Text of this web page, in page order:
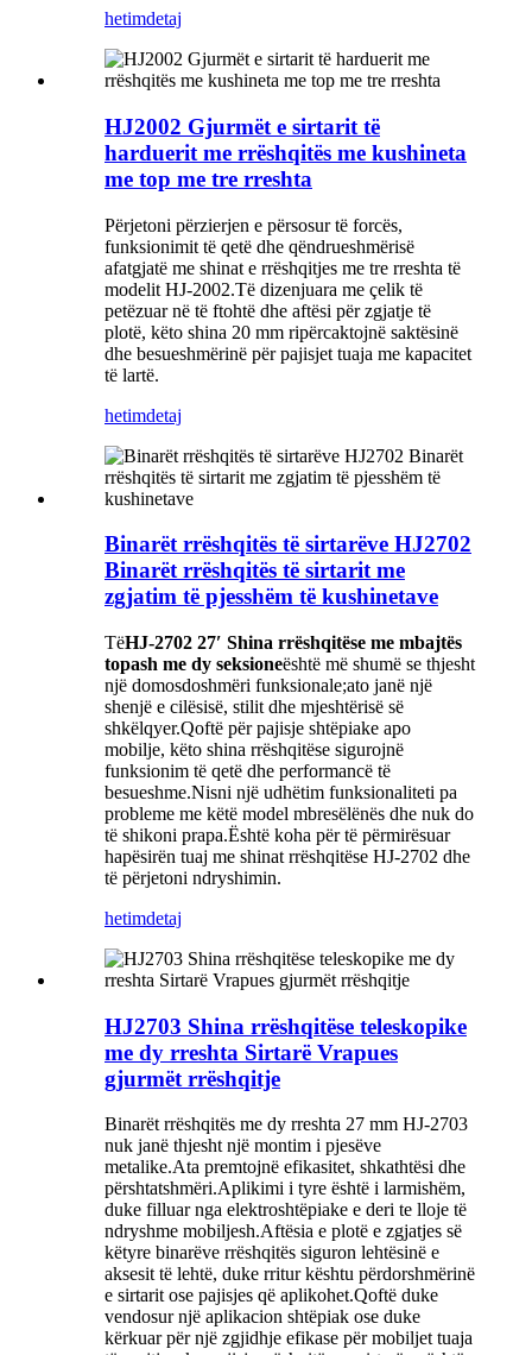
hetimdetaj
HJ2002 Gjurmët e sirtarit të
harduerit me rrëshqitës me kushineta
me top me tre rreshta
Përjetoni përzierjen e përsosur të forcës,
funksionimit të qetë dhe qëndrueshmërisë
afatgjatë me shinat e rrëshqitjes me tre rreshta të
modelit HJ-2002.Të dizenjuara me çelik të
petëzuar në të ftohtë dhe aftësi për zgjatje të
plotë, këto shina 20 mm ripërcaktojnë saktësinë
dhe besueshmërinë për pajisjet tuaja me kapacitet
të lartë.
hetimdetaj
Binarët rrëshqitës të sirtarëve HJ2702
Binarët rrëshqitës të sirtarit me
zgjatim të pjesshëm të kushinetave
TëHJ-2702 27′ Shina rrëshqitëse me mbajtës
topash me dy seksioneështë më shumë se thjesht
një domosdoshmëri funksionale;ato janë një
shenjë e cilësisë, stilit dhe mjeshtërisë së
shkëlqyer.Qoftë për pajisje shtëpiake apo
mobilje, këto shina rrëshqitëse sigurojnë
funksionim të qetë dhe performancë të
besueshme.Nisni një udhëtim funksionaliteti pa
probleme me këtë model mbresëlënës dhe nuk do
të shikoni prapa.Është koha për të përmirësuar
hapësirën tuaj me shinat rrëshqitëse HJ-2702 dhe
të përjetoni ndryshimin.
hetimdetaj
HJ2703 Shina rrëshqitëse teleskopike
me dy rreshta Sirtarë Vrapues
gjurmët rrëshqitje
Binarët rrëshqitës me dy rreshta 27 mm HJ-2703
nuk janë thjesht një montim i pjesëve
metalike.Ata premtojnë efikasitet, shkathtësi dhe
përshtatshmëri.Aplikimi i tyre është i larmishëm,
duke filluar nga elektroshtëpiake e deri te lloje të
ndryshme mobiljesh.Aftësia e plotë e zgjatjes së
këtyre binarëve rrëshqitës siguron lehtësinë e
aksesit të lehtë, duke rritur kështu përdorshmërinë
e sirtarit ose pajisjes që aplikohet.Qoftë duke
vendosur një aplikacion shtëpiak ose duke
kërkuar për një zgjidhje efikase për mobiljet tuaja